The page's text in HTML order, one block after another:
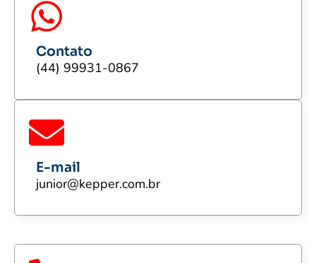
Contato
(44) 99931-0867
E-mail
junior@kepper.com.br